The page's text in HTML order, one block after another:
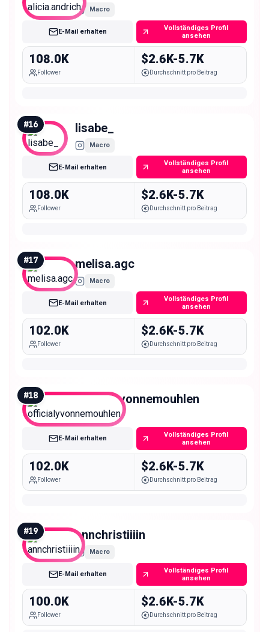
Macro
E-Mail erhalten
Vollständiges Profil
ansehen
108.0K
Follower
$2.6K-5.7K
Durchschnitt pro Beitrag
#16 lisabe_
Macro
E-Mail erhalten
Vollständiges Profil
ansehen
108.0K
Follower
$2.6K-5.7K
Durchschnitt pro Beitrag
#17 melisa.agc
Macro
E-Mail erhalten
Vollständiges Profil
ansehen
102.0K
Follower
$2.6K-5.7K
Durchschnitt pro Beitrag
#18 officialyvonnemouhlen
Macro
E-Mail erhalten
Vollständiges Profil
ansehen
102.0K
Follower
$2.6K-5.7K
Durchschnitt pro Beitrag
#19 annchristiiiin
Macro
E-Mail erhalten
Vollständiges Profil
ansehen
100.0K
Follower
$2.6K-5.7K
Durchschnitt pro Beitrag